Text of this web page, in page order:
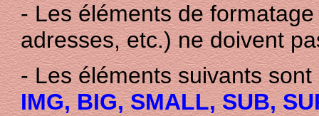
- Les éléments de
adresses, etc.) ne doivent
- Les éléments suivants
IMG, BIG, SMALL, SUB,